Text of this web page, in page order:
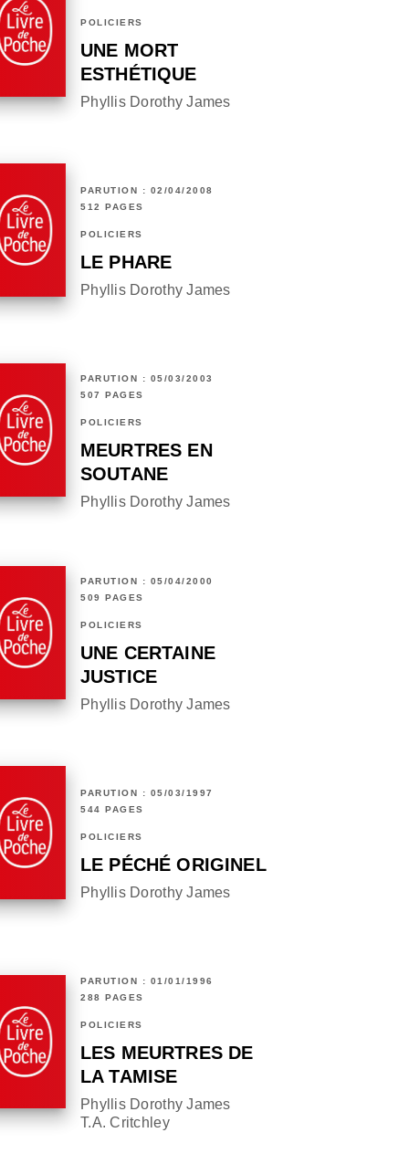
POLICIERS
UNE MORT
ESTHÉTIQUE
Phyllis Dorothy James
PARUTION : 02/04/2008
512 PAGES
POLICIERS
LE PHARE
Phyllis Dorothy James
PARUTION : 05/03/2003
507 PAGES
POLICIERS
MEURTRES EN
SOUTANE
Phyllis Dorothy James
PARUTION : 05/04/2000
509 PAGES
POLICIERS
UNE CERTAINE
JUSTICE
Phyllis Dorothy James
PARUTION : 05/03/1997
544 PAGES
POLICIERS
LE PÉCHÉ ORIGINEL
Phyllis Dorothy James
PARUTION : 01/01/1996
288 PAGES
POLICIERS
LES MEURTRES DE
LA TAMISE
Phyllis Dorothy James
T.A. Critchley